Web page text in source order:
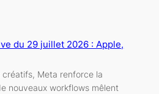
du 29 juillet 2026 : Apple,
créatifs, Meta renforce la
nouveaux workflows mêlent